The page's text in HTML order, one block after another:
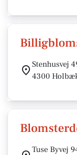
Stenhusvej
4300
Tuse Byvej